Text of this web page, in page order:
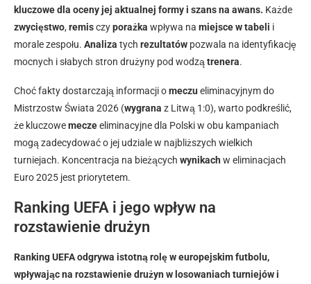
kluczowe dla oceny jej aktualnej formy i szans na awans. Każde
zwycięstwo, remisczyporażka wpływa na miejsce w tabeli i
morale zespołu. Analiza tych rezultatów pozwala na identyfikację
mocnych i słabych stron drużyny pod wodzą trenera.
Choć fakty dostarczają informacji omeczu eliminacyjnym do
Mistrzostw Świata 2026 (wygrana z Litwą 1:0), warto podkreślić,
że kluczowemeczeeliminacyjne dla Polski w obu kampaniach
mogą zadecydować o jej udziale w najbliższych wielkich
turniejach. Koncentracja na bieżących wynikach w eliminacjach
Euro 2025 jest priorytetem.
Ranking UEFA i jego wpływ na
rozstawienie drużyn
Ranking UEFA odgrywa istotną rolę w europejskim futbolu,
wpływając na rozstawienie drużyn w losowaniach turniejów i